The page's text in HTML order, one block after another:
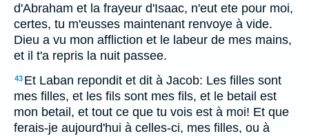
d'Abraham et la frayeur d'Isaac, n'eut ete pour moi,
certes, tu m'eusses maintenant renvoye à vide.
Dieu a vu mon affliction et le labeur de mes mains,
et il t'a repris la nuit passee.
43 Et Laban repondit et dit à Jacob: Les filles sont
mes filles, et les fils sont mes fils, et le betail est
mon betail, et tout ce que tu vois est à moi! Et que
ferais-je aujourd'hui à celles-ci, mes filles, ou à